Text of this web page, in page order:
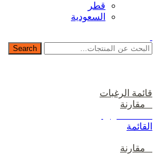
قطر
السعودية
Search
قائمة الرغبات
مقارنة
القائمة
مقارنة